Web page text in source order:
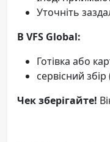
Уточніть
В VFS Global:
Готівка або
сервісний
Чек зберігайте!